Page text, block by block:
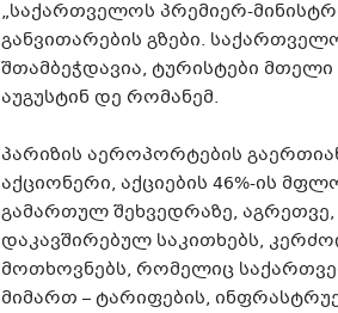
„საქართველოს პრემიერ-
განვითარების გზები.
შთამბეჭდავია, ტურისტები
აუგუსტინ დე რომანემ.
პარიზის აეროპორტების
აქციონერი, აქციების 46%-ის
გამართულ შეხვედრაზე, აგრეთვე,
დაკავშირებულ საკითხებს,
მოთხოვნებს, რომელიც
მიმართ – ტარიფების,